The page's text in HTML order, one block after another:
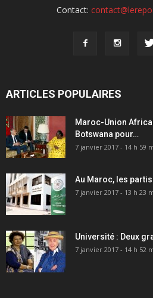
Contact:
ARTICLES POPULAIRES
Maroc-Union
Botswana pour…
7 janvier 2017 - 14 h 59
Au Maroc, les
7 janvier 2017 - 13 h 23
Université : Deux
7 janvier 2017 - 14 h 52